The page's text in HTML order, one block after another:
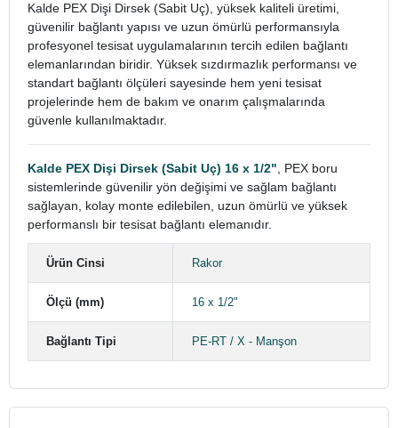
Kalde PEX Dişi Dirsek (Sabit Uç), yüksek kaliteli üretimi,
güvenilir bağlantı yapısı ve uzun ömürlü performansıyla
profesyonel tesisat uygulamalarının tercih edilen bağlantı
elemanlarından biridir. Yüksek sızdırmazlık performansı ve
standart bağlantı ölçüleri sayesinde hem yeni tesisat
projelerinde hem de bakım ve onarım çalışmalarında
güvenle kullanılmaktadır.
Kalde PEX Dişi Dirsek (Sabit Uç) 16 x 1/2" , PEX boru
sistemlerinde güvenilir yön değişimi ve sağlam bağlantı
sağlayan, kolay monte edilebilen, uzun ömürlü ve yüksek
performanslı bir tesisat bağlantı elemanıdır.
Ürün Cinsi Rakor
Ölçü (mm) 16 x 1/2"
Bağlantı Tipi PE-RT / X - Manşon